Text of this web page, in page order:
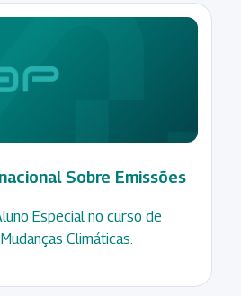
Sobre Emissões
Especial no curso de
Climáticas.